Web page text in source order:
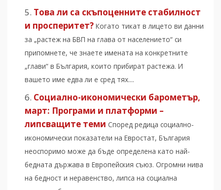
Това ли са скъпоценните стабилност
и просперитет? Когато тикат в лицето ви данни
за „растеж на БВП на глава от населението“ си
припомнете, че знаете имената на конкретните
„глави“ в България, които прибират растежа. И
вашето име едва ли е сред тях....
Социално-икономически барометър,
март: Програми и платформи –
липсващите теми Според редица социално-
икономически показатели на Евростат, България
неоспоримо може да бъде определена като най-
бедната държава в Европейския съюз. Огромни нива
на бедност и неравенство, липса на социална